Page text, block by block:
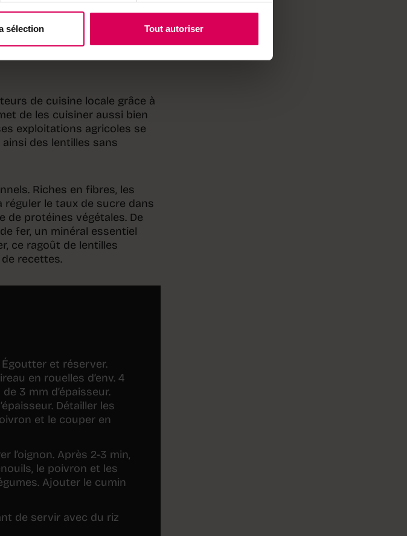
sélection Tout autoriser
dans les cantons de Berne,
aussi ailleurs.
de cuisine locale grâce à
de les cuisiner aussi bien
exploitations agricoles se
des lentilles sans
Riches en fibres, les
le taux de sucre dans
de protéines végétales. De
fer, un minéral essentiel
ce ragoût de lentilles
recettes.
Égoutter et réserver.
en rouelles d’env. 4
3 mm d’épaisseur.
Détailler les
et le couper en
l’oignon. Après 2-3 min,
le poivron et les
Ajouter le cumin
de servir avec du riz